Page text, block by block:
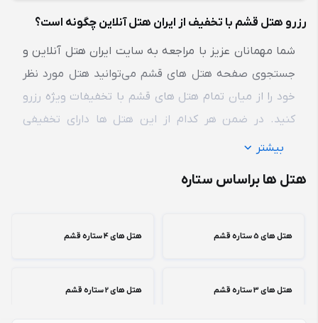
رزرو هتل قشم با تخفیف از ایران هتل آنلاین چگونه است؟
شما مهمانان عزیز با مراجعه به سایت ایران هتل آنلاین و
جستجوی صفحه هتل‌ های قشم می‌توانید هتل مورد نظر
خود را از میان تمام هتل های قشم با تخفیفات ویژه رزرو
کنید. در ضمن هر کدام از این هتل‌ ها دارای تخفیفی
متفاوت از دیگر هتل ‌ها است.
بیشتر
هتل ها براساس ستاره
هتل های 5 ستاره قشم هتل های 4 ستاره قشم
هتل های 3 ستاره قشم هتل های 2 ستاره قشم